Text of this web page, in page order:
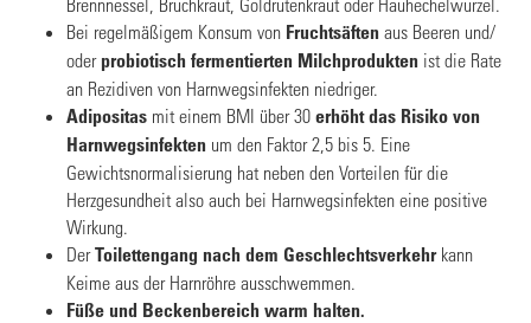
Bei regelmäßigem Konsum von Fruchtsäften aus Beeren und/
oder probiotisch fermentierten Milchprodukten ist die Rate
an Rezidiven von Harnwegsinfekten niedriger.
Adipositas mit einem BMI über 30 erhöht das Risiko von
Harnwegsinfekten um den Faktor 2,5 bis 5. Eine
Gewichtsnormalisierung hat neben den Vorteilen für die
Herzgesundheit also auch bei Harnwegsinfekten eine positive
Wirkung.
DerToilettengang nach dem Geschlechtsverkehrkann
Keime aus der Harnröhre ausschwemmen.
Füße und Beckenbereich warm halten.